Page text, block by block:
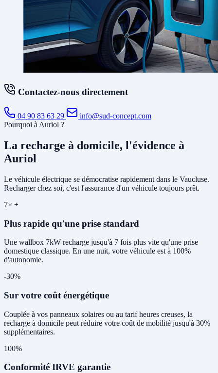
Contactez-nous directement
04 90 83 63 29
info@sud-concept.com
Pourquoi à Auriol ?
La recharge à domicile, l'évidence à
Auriol
Le véhicule électrique se démocratise rapidement dans le Vaucluse.
Recharger chez soi, c'est l'assurance d'un véhicule toujours prêt.
7× +
Plus rapide qu'une prise standard
Une wallbox 7kW recharge jusqu'à 7 fois plus vite qu'une prise
domestique classique. En une nuit, votre véhicule est à 100%
d'autonomie.
-30%
Sur votre coût énergétique
Couplée à vos panneaux solaires ou au tarif heures creuses, la
recharge à domicile peut réduire votre coût de mobilité jusqu'à 30%
supplémentaires.
100%
Conformité IRVE garantie